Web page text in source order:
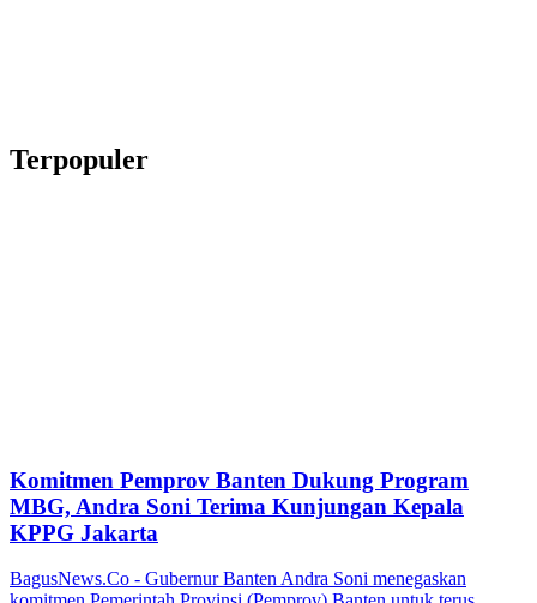
Terpopuler
Komitmen Pemprov Banten Dukung Program
MBG, Andra Soni Terima Kunjungan Kepala
KPPG Jakarta
BagusNews.Co - Gubernur Banten Andra Soni menegaskan